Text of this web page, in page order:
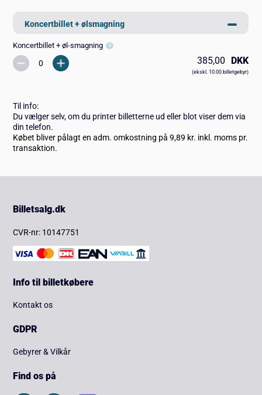
Koncertbillet + ølsmagning
Koncertbillet + øl-smagning
385,00 DKK
(ekskl. 10.00 billetgebyr)
Til info:
Du vælger selv, om du printer billetterne ud eller blot viser dem via
din telefon.
Købet bliver pålagt en adm. omkostning på 9,89 kr. inkl. moms pr.
transaktion.
Billetsalg.dk
CVR-nr: 10147751
Info til billetkøbere
Kontakt os
GDPR
Gebyrer & Vilkår
Find os på